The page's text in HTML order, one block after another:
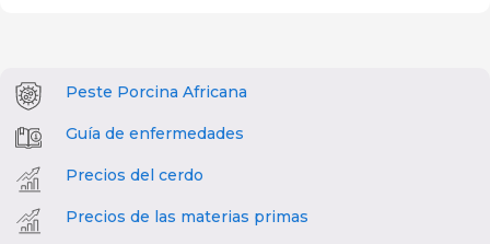
Peste Porcina Africana
Guía de enfermedades
Precios del cerdo
Precios de las materias primas